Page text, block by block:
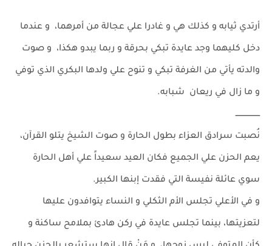
أرتدي ثيابه و كذلك هي و غادرا علي عجالة من أمرهما، و عندما
دخل كليهما وجد عايدة تبكي بحرقة و ربما يبدو هكذا، و صوت
والدته يأتي من الغرفة تبكي و تنوح علي ولدها البكري الذي توفي
و ما زال في ريعان شبابه.
ــــــــــــــــــــ
نُصبت سرادق العزاء بطول الحارة و صوت الشيخ يتلو القرآن،
يعم الحزن علي الجميع فكان العيد سعيداً علي أهل الحارة
سوي عائلة نفيسة التي فقدت إبنها الكبير.
و في الأعلي تجلس الأم الثكلي و النساء يتوافدون عليها
لتعزيتها، بينما تجلس عايدة في ركن هادئ بملامح ساكنة و